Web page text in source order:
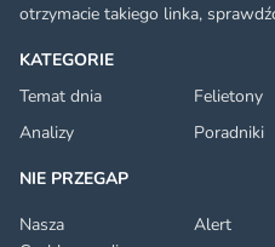
KATEGORIE
Temat dnia
Felietony
Analizy
Poradniki
NIE PRZEGAP
Nasza
Alert
otrzymacie takiego linka,